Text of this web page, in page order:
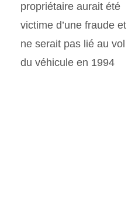
propriétaire aurait été
victime d’une fraude et
ne serait pas lié au vol
du véhicule en 1994